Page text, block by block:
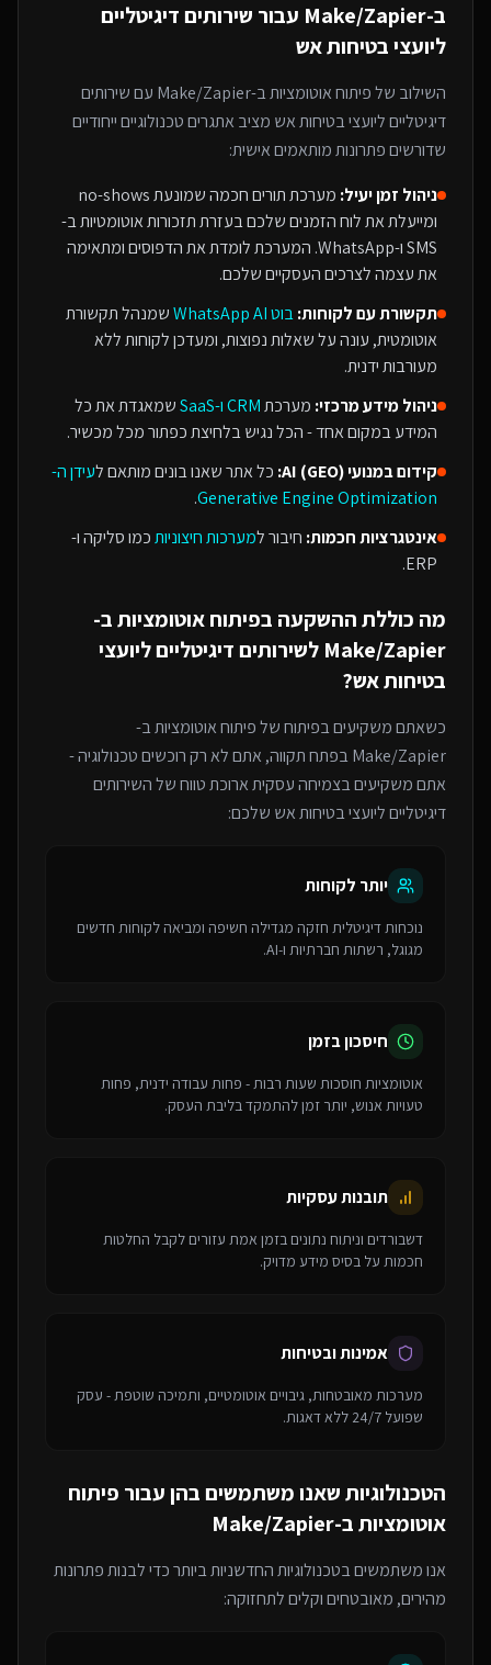
ב-Make/Zapier
עבור שירותים דיגיטליים
ליועצי בטיחות אש
השילוב שלפיתוח אוטומציות ב-Make/Zapier עםשירותים
דיגיטליים ליועצי בטיחות אש מציב אתגרים טכנולוגיים ייחודיים
שדורשים פתרונות מותאמים אישית:
ניהול זמן יעיל:
מערכת תורים חכמה שמונעת no-shows
ומייעלת את לוח הזמנים שלכם בעזרת תזכורות אוטומטיות ב-
SMS ו-WhatsApp. המערכת לומדת את הדפוסים ומתאימה
את עצמה לצרכים העסקיים שלכם.
תקשורת עם לקוחות:בוט WhatsApp AI
שמנהל תקשורת
אוטומטית, עונה על שאלות נפוצות, ומעדכן לקוחות ללא
מעורבות ידנית.
ניהול מידע מרכזי: מערכתCRM ו-SaaS
שמאגדת את כל
המידע במקום אחד - הכל נגיש בלחיצת כפתור מכל מכשיר.
קידום במנועי AI (GEO):
כל אתר שאנו בונים מותאם לעידן ה-
Generative Engine Optimization
.
אינטגרציות חכמות: חיבור למערכות חיצוניותכמו סליקה ו-
ERP.
מה כוללת ההשקעה בפיתוח אוטומציות ב-
Make/Zapier לשירותים דיגיטליים ליועצי
בטיחות אש?
כשאתם משקיעים בפיתוח שלפיתוח אוטומציות ב-
Make/Zapierבפתח תקווה, אתם לא רק רוכשים טכנולוגיה -
אתם משקיעים בצמיחה עסקית ארוכת טווח של השירותים
דיגיטליים ליועצי בטיחות אש שלכם:
יותר לקוחות
נוכחות דיגיטלית חזקה מגדילה חשיפה ומביאה לקוחות חדשים
מגוגל, רשתות חברתיות ו-AI.
חיסכון בזמן
אוטומציות חוסכות שעות רבות - פחות עבודה ידנית, פחות
טעויות אנוש, יותר זמן להתמקד בליבת העסק.
תובנות עסקיות
דשבורדים וניתוח נתונים בזמן אמת עזורים לקבל החלטות
חכמות על בסיס מידע מדויק.
אמינות ובטיחות
מערכות מאובטחות, גיבויים אוטומטיים, ותמיכה שוטפת - עסק
שפועל 24/7 ללא דאגות.
הטכנולוגיות שאנו משתמשים בהן עבור פיתוח
אוטומציות ב-Make/Zapier
אנו משתמשים בטכנולוגיות החדשניות ביותר כדי לבנות פתרונות
מהירים, מאובטחים וקלים לתחזוקה: